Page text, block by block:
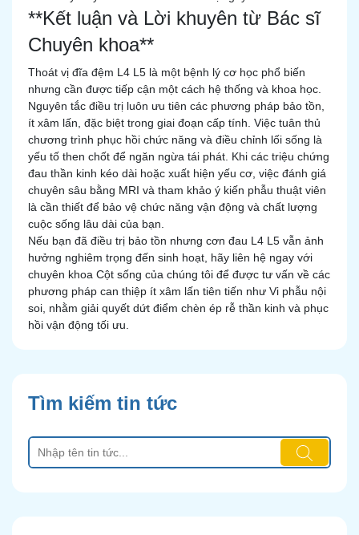
**Kết luận và Lời khuyên từ Bác sĩ
Chuyên khoa**
Thoát vị đĩa đệm L4 L5 là một bệnh lý cơ học phổ biến
nhưng cần được tiếp cận một cách hệ thống và khoa học.
Nguyên tắc điều trị luôn ưu tiên các phương pháp bảo tồn,
ít xâm lấn, đặc biệt trong giai đoạn cấp tính. Việc tuân thủ
chương trình phục hồi chức năng và điều chỉnh lối sống là
yếu tố then chốt để ngăn ngừa tái phát. Khi các triệu chứng
đau thần kinh kéo dài hoặc xuất hiện yếu cơ, việc đánh giá
chuyên sâu bằng MRI và tham khảo ý kiến phẫu thuật viên
là cần thiết để bảo vệ chức năng vận động và chất lượng
cuộc sống lâu dài của bạn.
Nếu bạn đã điều trị bảo tồn nhưng cơn đau L4 L5 vẫn ảnh
hưởng nghiêm trọng đến sinh hoạt, hãy liên hệ ngay với
chuyên khoa Cột sống của chúng tôi để được tư vấn về các
phương pháp can thiệp ít xâm lấn tiên tiến như Vi phẫu nội
soi, nhằm giải quyết dứt điểm chèn ép rễ thần kinh và phục
hồi vận động tối ưu.
Tìm kiếm tin tức